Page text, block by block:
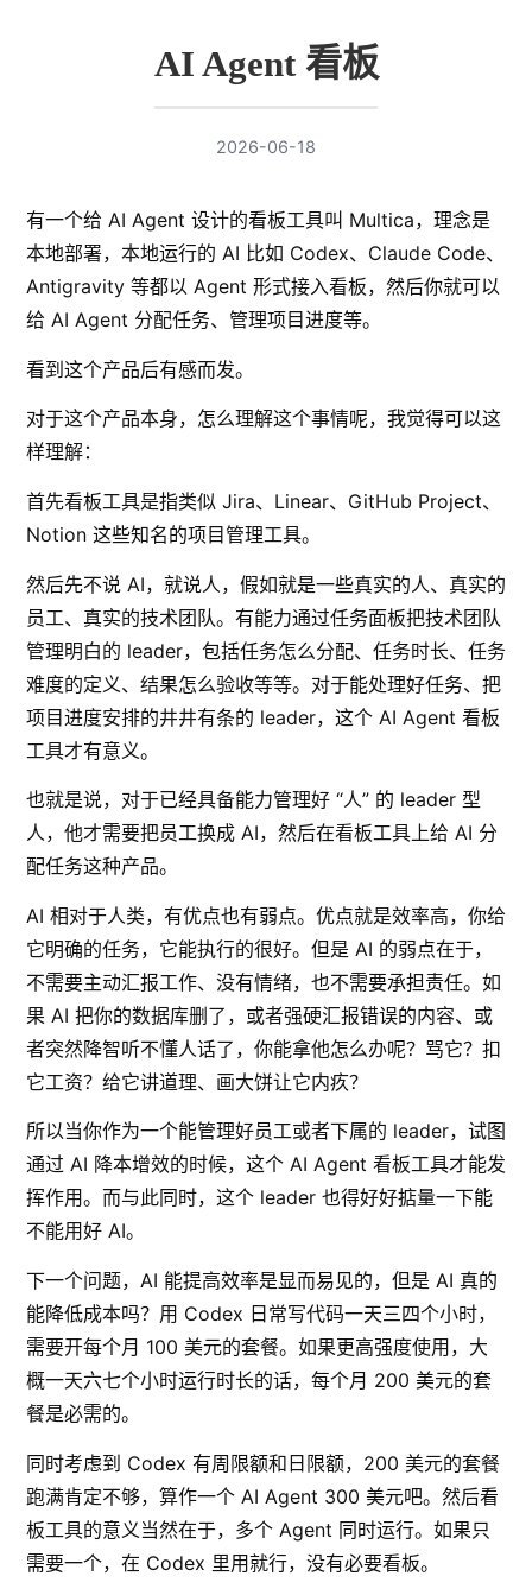
AI Agent 看板
2026-06-18
有一个给 AI Agent 设计的看板工具叫 Multica，理念是
本地部署，本地运行的 AI 比如 Codex、Claude Code、
Antigravity 等都以 Agent 形式接入看板，然后你就可以
给 AI Agent 分配任务、管理项目进度等。
看到这个产品后有感而发。
对于这个产品本身，怎么理解这个事情呢，我觉得可以这
样理解：
首先看板工具是指类似 Jira、Linear、GitHub Project、
Notion 这些知名的项目管理工具。
然后先不说 AI，就说人，假如就是一些真实的人、真实的
员工、真实的技术团队。有能力通过任务面板把技术团队
管理明白的 leader，包括任务怎么分配、任务时长、任务
难度的定义、结果怎么验收等等。对于能处理好任务、把
项目进度安排的井井有条的 leader，这个 AI Agent 看板
工具才有意义。
也就是说，对于已经具备能力管理好 “人” 的 leader 型
人，他才需要把员工换成 AI，然后在看板工具上给 AI 分
配任务这种产品。
AI 相对于人类，有优点也有弱点。优点就是效率高，你给
它明确的任务，它能执行的很好。但是 AI 的弱点在于，
不需要主动汇报工作、没有情绪，也不需要承担责任。如
果 AI 把你的数据库删了，或者强硬汇报错误的内容、或
者突然降智听不懂人话了，你能拿他怎么办呢？骂它？扣
它工资？给它讲道理、画大饼让它内疚？
所以当你作为一个能管理好员工或者下属的 leader，试图
通过 AI 降本增效的时候，这个 AI Agent 看板工具才能发
挥作用。而与此同时，这个 leader 也得好好掂量一下能
不能用好 AI。
下一个问题，AI 能提高效率是显而易见的，但是 AI 真的
能降低成本吗？用 Codex 日常写代码一天三四个小时，
需要开每个月 100 美元的套餐。如果更高强度使用，大
概一天六七个小时运行时长的话，每个月 200 美元的套
餐是必需的。
同时考虑到 Codex 有周限额和日限额，200 美元的套餐
跑满肯定不够，算作一个 AI Agent 300 美元吧。然后看
板工具的意义当然在于，多个 Agent 同时运行。如果只
需要一个，在 Codex 里用就行，没有必要看板。